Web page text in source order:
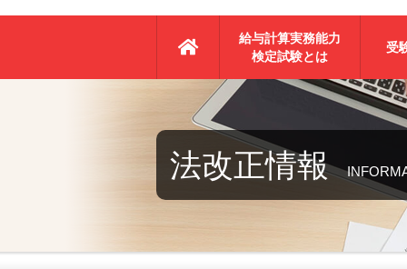
給与計算実務能力
検定試験とは
受
法改正情報